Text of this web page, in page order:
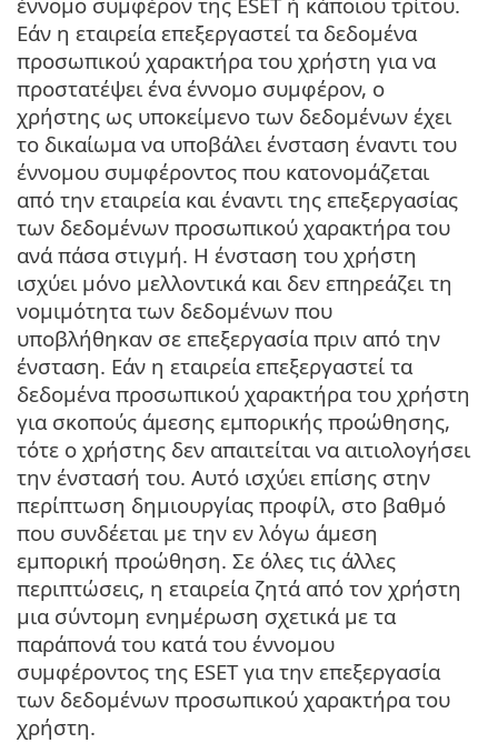
Εάν η εταιρεία επεξεργαστεί τα δεδομένα
προσωπικού χαρακτήρα του χρήστη για να
προστατέψει ένα έννομο συμφέρον, ο
χρήστης ως υποκείμενο των δεδομένων έχει
το δικαίωμα να υποβάλει ένσταση έναντι του
έννομου συμφέροντος που κατονομάζεται
από την εταιρεία και έναντι της επεξεργασίας
των δεδομένων προσωπικού χαρακτήρα του
ανά πάσα στιγμή. Η ένσταση του χρήστη
ισχύει μόνο μελλοντικά και δεν επηρεάζει τη
νομιμότητα των δεδομένων που
υποβλήθηκαν σε επεξεργασία πριν από την
ένσταση. Εάν η εταιρεία επεξεργαστεί τα
δεδομένα προσωπικού χαρακτήρα του χρήστη
για σκοπούς άμεσης εμπορικής προώθησης,
τότε ο χρήστης δεν απαιτείται να αιτιολογήσει
την ένστασή του. Αυτό ισχύει επίσης στην
περίπτωση δημιουργίας προφίλ, στο βαθμό
που συνδέεται με την εν λόγω άμεση
εμπορική προώθηση. Σε όλες τις άλλες
περιπτώσεις, η εταιρεία ζητά από τον χρήστη
μια σύντομη ενημέρωση σχετικά με τα
παράπονά του κατά του έννομου
συμφέροντος της ESET για την επεξεργασία
των δεδομένων προσωπικού χαρακτήρα του
χρήστη.